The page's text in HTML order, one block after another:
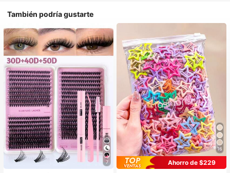
También podría gustarte
7
16
Ahorro de $229
#1 Más vendidos
en Casual Accesorios para el cabello de las mujere
¡Casi agotado!